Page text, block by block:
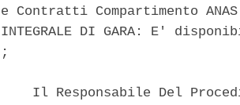
e Contratti Compartimento
INTEGRALE DI GARA: E'
;
Il Responsabile Del